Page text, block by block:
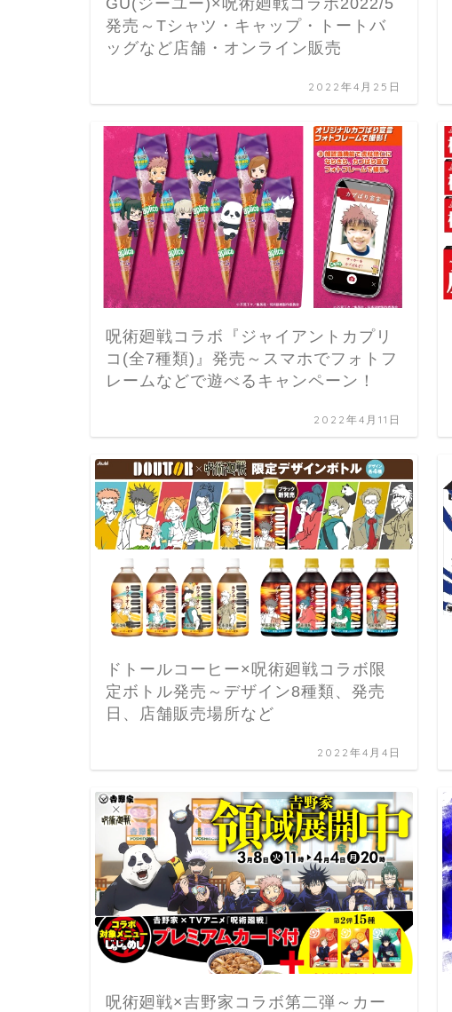
発売～Tシャツ・キャップ・トートバ
ッグなど店舗・オンライン販売
2022年4月25日
呪術廻戦コラボ『ジャイアントカプリ
コ(全7種類)』発売～スマホでフォトフ
レームなどで遊べるキャンペーン！
2022年4月11日
ドトールコーヒー×呪術廻戦コラボ限
定ボトル発売～デザイン8種類、発売
日、店舗販売場所など
2022年4月4日
呪術廻戦×吉野家コラボ第二弾～カー